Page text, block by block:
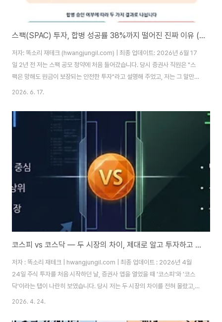
스팩(SPAC) 투자, 합병 성공률 38%까지 떨어진 진짜 이유 (제 실패담 포함)
저자: 똑소리 재테크 (hwangjungil.com) | 최종 업데이트: 2026년 6월 17
일 2년 전 저는 스팩 공모 청약에 처음 들어갔습니다. 당시 증권사 직원은 "스
팩은 망해도 원금이 보장되는 안전한 투자"라고 설명해 주었고, 저는 그 말만
믿고 별다른 공부 없이 청약 버튼을 눌렀습니다. 결과는 어땠을까요. 합병 추진
뒤 합병이 무산되면서 주가는 다시 청약가 근처로 되돌아왔습니다. 공모 청약
분의 원금은 지켰지만, 추가로 매수한 돈에서는 손실을 봤습니다. 스팩이 안전
하다는 말과 스팩으로 돈을 벌 수 있다는 말은 전혀 다른 이야기라는 걸, 저는
이렇게 직접 겪고 나서야 깨달았습니다.최근 금융감독원이 발표한 '스팩 시장..
2026. 6. 17.
코스피 vs 코스닥 — 두 시장의 차이, 제대로 알고 투자하고 계십니까?
저자 : 똑소리 재테크 | hwangjungil.com | 최종 업데이트 : 2026년 4월
24일 주식 투자를 처음 시작하던 날, 증권사 앱을 열었을 때 '코스피'와 '코스
닥'이라는 탭이 나란히 보였습니다. 당시 저는 두 시장의 차이를 전혀 몰랐고,
그냥 수익률이 더 높아 보이는 코스닥 종목 하나를 덜컥 매수했더라고요. 결과
2026. 4. 24.